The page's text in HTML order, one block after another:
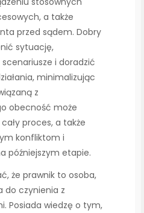
a także
przed sądem. Dobry
sytuację,
i doradzić
minimalizując
z
obecność może
proces, a także
konfliktom i
późniejszym etapie.
że prawnik to osoba,
do czynienia z
Posiada wiedzę o tym,